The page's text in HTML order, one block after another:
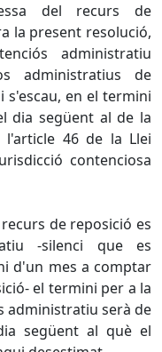
del recurs de
la present resolució,
administratiu
administratius de
s'escau, en el termini
dia següent al de la
46 de la Llei
contenciosa
de reposició es
-silenci que es
d'un mes a comptar
el termini per a la
administratiu serà de
següent al què el